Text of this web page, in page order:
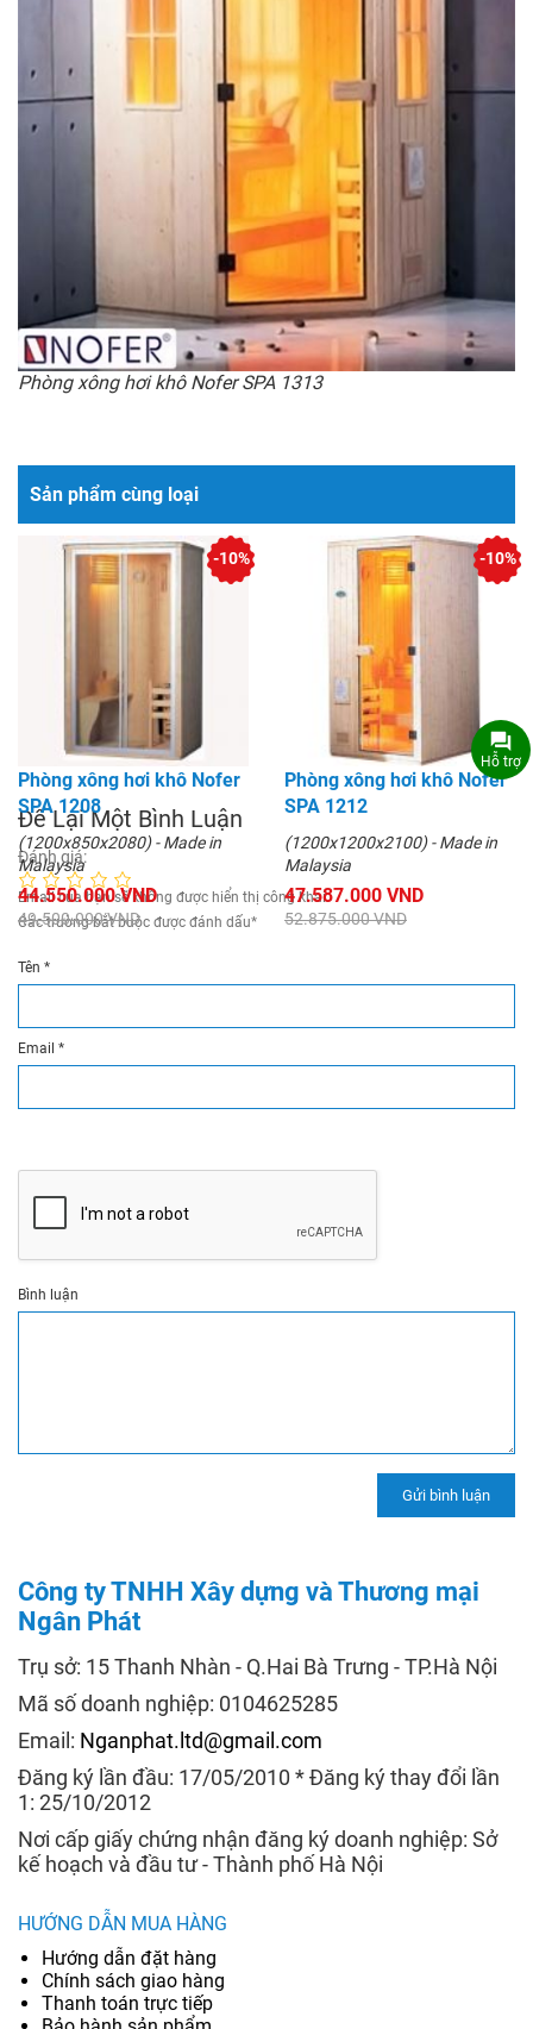
Phòng xông hơi khô Nofer SPA 1313
Sản phẩm cùng loại
Phòng xông hơi khô Nofer
SPA 1208
(1200x850x2080) - Made in
Malaysia
44.550.000 VND
49.500.000 VND
-10%
Phòng xông hơi khô Nofer
SPA 1212
(1200x1200x2100) - Made in
Malaysia
47.587.000 VND
52.875.000 VND
-10%
Để Lại Một Bình Luận
Đánh giá:
Email của bạn sẽ không được hiển thị công khai.
Các trường bắt buộc được đánh dấu*
Tên *
Email *
Bình luận
Công ty TNHH Xây dựng và Thương mại
Ngân Phát
Trụ sở: 15 Thanh Nhàn - Q.Hai Bà Trưng - TP.Hà Nội
Mã số doanh nghiệp: 0104625285
Email: Nganphat.ltd@gmail.com
Đăng ký lần đầu: 17/05/2010 * Đăng ký thay đổi lần
1: 25/10/2012
Nơi cấp giấy chứng nhận đăng ký doanh nghiệp: Sở
kế hoạch và đầu tư - Thành phố Hà Nội
HƯỚNG DẪN MUA HÀNG
Hướng dẫn đặt hàng
Chính sách giao hàng
Thanh toán trực tiếp
Hỗ trợ